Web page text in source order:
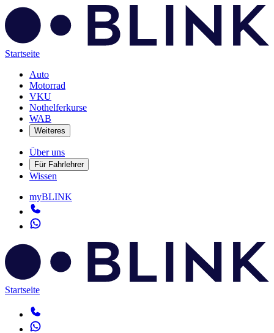
Startseite
Auto
Motorrad
VKU
Nothelferkurse
WAB
Weiteres
Über uns
Für Fahrlehrer
Wissen
myBLINK
Startseite